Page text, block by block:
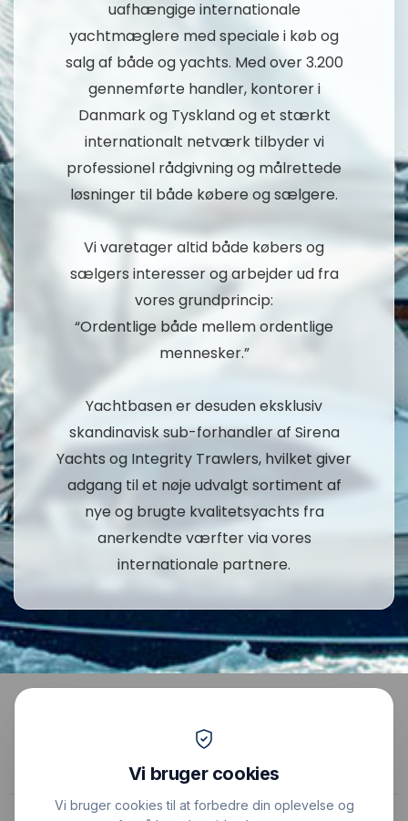
uafhængige internationale
yachtmæglere med speciale i køb og
salg af både og yachts. Med over 3.200
gennemførte handler, kontorer i
Danmark og Tyskland og et stærkt
internationalt netværk tilbyder vi
professionel rådgivning og målrettede
løsninger til både købere og sælgere.
Vi varetager altid både købers og
sælgers interesser og arbejder ud fra
vores grundprincip:
“Ordentlige både mellem ordentlige
mennesker.”
Yachtbasen er desuden eksklusiv
skandinavisk sub-forhandler af Sirena
Yachts og Integrity Trawlers, hvilket giver
adgang til et nøje udvalgt sortiment af
nye og brugte kvalitetsyachts fra
anerkendte værfter via vores
internationale partnere.
info@yachtbasen.com